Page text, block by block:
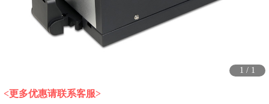
1 / 1
<更多优惠请联系客服>